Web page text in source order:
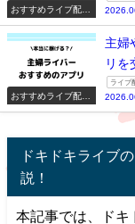
おすすめライブ配信
おすすめライブ配信
主婦
リを
ライブ
ドキドキライブ
説！
本記事では、ドキ